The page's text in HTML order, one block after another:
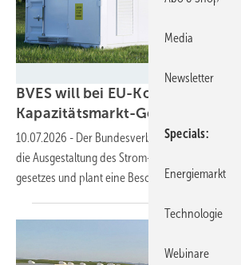
BVES will bei EU-Kommission
Kapazitätsmarkt-Gesetz
10.07.2026 - Der Bundesverband
die Ausgestaltung des Strom-
gesetzes und plant eine ­Beschwerde inBrüssel.
Media
Newsletter
Specials
Energiemarkt
Technologie
Webinare